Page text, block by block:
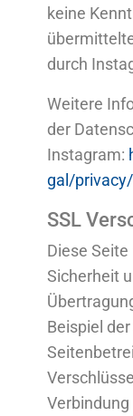
keine
durch
Weitere
der
Instagram:
gal/privacy/
SSL
Diese
Sicherheit
Beispiel